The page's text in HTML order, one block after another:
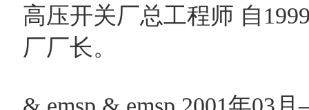
高压开关厂总工程师 自
厂厂长。